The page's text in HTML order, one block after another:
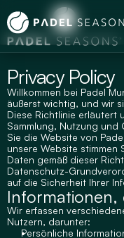
Privacy Policy
Willkommen bei Padel
äußerst wichtig, und wir
Diese Richtlinie erläutert
Sammlung, Nutzung und
Sie die Website von
unsere Website stimmen
Daten gemäß dieser
Datenschutz-
auf die Sicherheit Ihrer
Informationen,
Wir erfassen
Nutzern, darunter:
Persönliche